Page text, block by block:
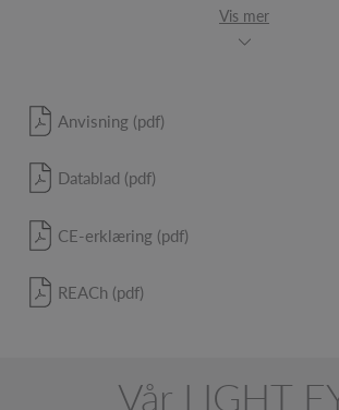
Vis mer
Anvisning (pdf)
Datablad (pdf)
CE-erklæring (pdf)
REACh (pdf)
Vår LIGHT